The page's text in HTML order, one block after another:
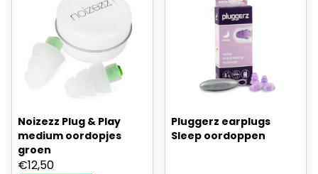
Noizezz Plug & Play
medium oordopjes
groen
€12,50
Pluggerz earplugs
Sleep oordoppen